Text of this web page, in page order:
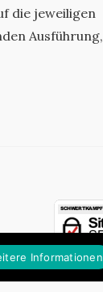
die jeweiligen
Ausführung,
Informationen